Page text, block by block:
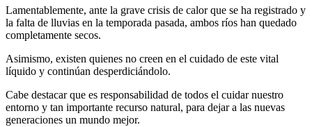
Lamentablemente, ante la grave crisis de calor que se ha registrado y
la falta de lluvias en la temporada pasada, ambos ríos han quedado
completamente secos.
Asimismo, existen quienes no creen en el cuidado de este vital
líquido y continúan desperdiciándolo.
Cabe destacar que es responsabilidad de todos el cuidar nuestro
entorno y tan importante recurso natural, para dejar a las nuevas
generaciones un mundo mejor.